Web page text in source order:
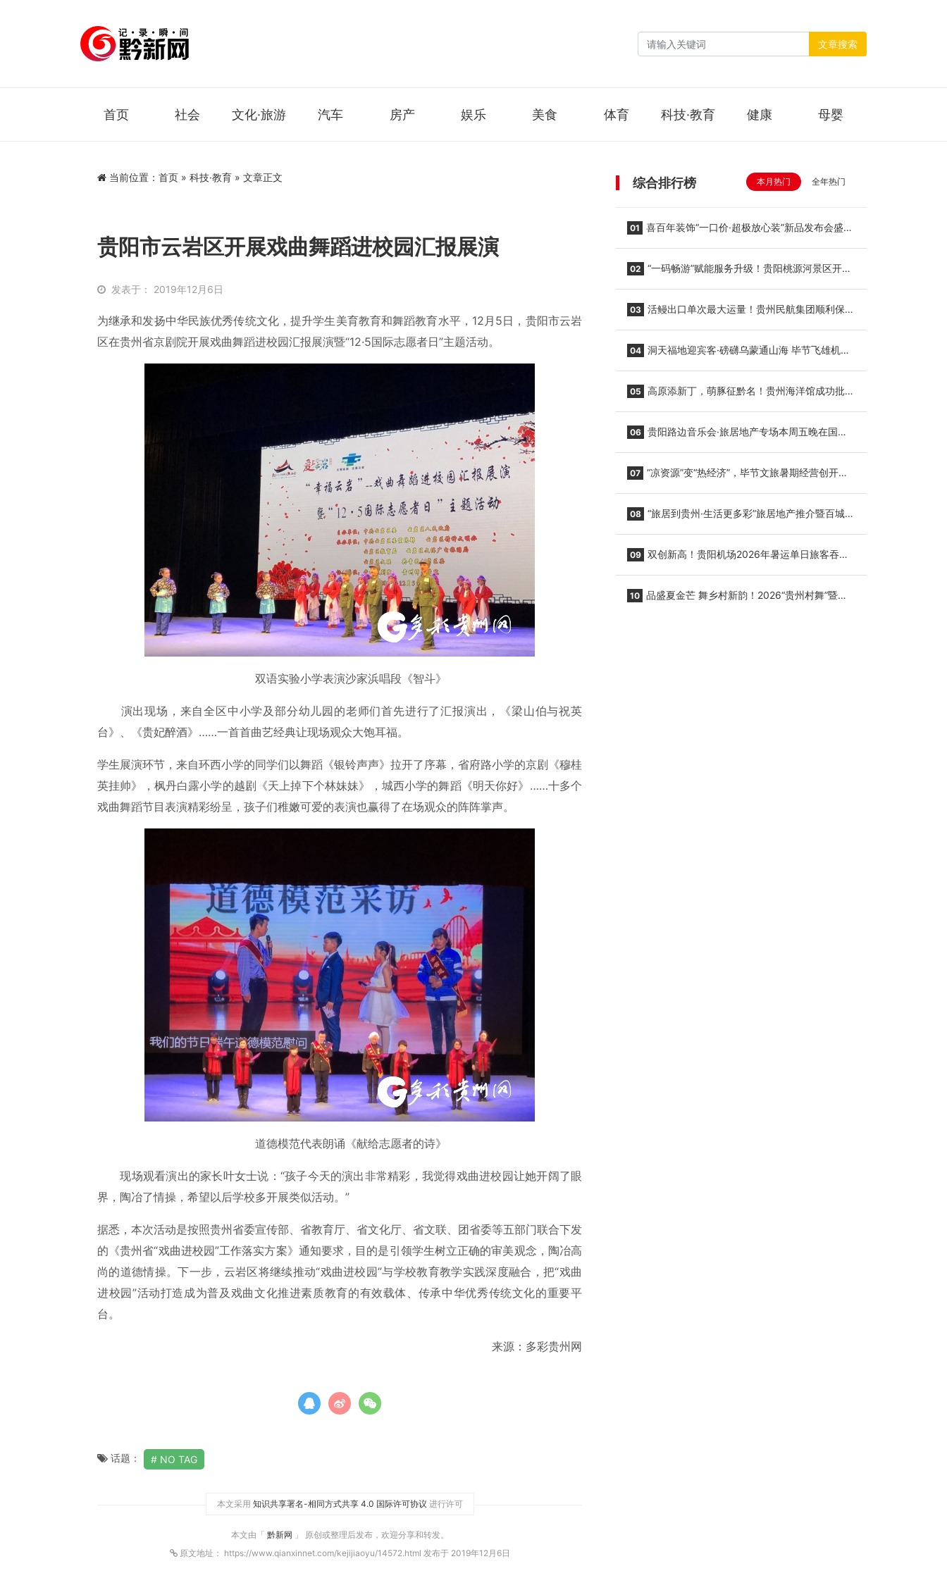
文章搜索
首页 社会 文化·旅游 汽车 房产 娱乐 美食 体育 科技·教育 健康 母婴
当前位置： 首页 » 科技·教育 » 文章正文
贵阳市云岩区开展戏曲舞蹈进校园汇报展演
发表于： 2019年12月6日
为继承和发扬中华民族优秀传统文化，提升学生美育教育和舞蹈教育水平，12月5日，贵阳市云岩
区在贵州省京剧院开展戏曲舞蹈进校园汇报展演暨“12·5国际志愿者日”主题活动。
双语实验小学表演沙家浜唱段《智斗》
演出现场，来自全区中小学及部分幼儿园的老师们首先进行了汇报演出，《梁山伯与祝英
台》、《贵妃醉酒》……一首首曲艺经典让现场观众大饱耳福。
学生展演环节，来自环西小学的同学们以舞蹈《银铃声声》拉开了序幕，省府路小学的京剧《穆桂
英挂帅》，枫丹白露小学的越剧《天上掉下个林妹妹》，城西小学的舞蹈《明天你好》……十多个
戏曲舞蹈节目表演精彩纷呈，孩子们稚嫩可爱的表演也赢得了在场观众的阵阵掌声。
道德模范代表朗诵《献给志愿者的诗》
现场观看演出的家长叶女士说：“孩子今天的演出非常精彩，我觉得戏曲进校园让她开阔了眼
界，陶冶了情操，希望以后学校多开展类似活动。”
据悉，本次活动是按照贵州省委宣传部、省教育厅、省文化厅、省文联、团省委等五部门联合下发
的《贵州省“戏曲进校园”工作落实方案》通知要求，目的是引领学生树立正确的审美观念，陶冶高
尚的道德情操。下一步，云岩区将继续推动“戏曲进校园”与学校教育教学实践深度融合，把“戏曲
进校园”活动打造成为普及戏曲文化推进素质教育的有效载体、传承中华优秀传统文化的重要平
台。
来源：多彩贵州网
话题： NO TAG
本文采用 知识共享署名-相同方式共享 4.0 国际许可协议 进行许可
本文由「 黔新网 」 原创或整理后发布，欢迎分享和转发。
原文地址： https://www.qianxinnet.com/kejijiaoyu/14572.html 发布于 2019年12月6日
综合排行榜 本月热门 全年热门
01 喜百年装饰“一口价·超极放心装”新品发布会盛大
02 “一码畅游”赋能服务升级！贵阳桃源河景区开
03 活鳗出口单次最大运量！贵州民航集团顺利保障
04 洞天福地迎宾客·磅礴乌蒙通山海 毕节飞雄机场
05 高原添新丁，萌豚征黔名！贵州海洋馆成功批量
06 贵阳路边音乐会·旅居地产专场本周五晚在国际
07 “凉资源”变“热经济”，毕节文旅暑期经营创开门
08 “旅居到贵州·生活更多彩”旅居地产推介暨百城千
09 双创新高！贵阳机场2026年暑运单日旅客吞吐
10 品盛夏金芒 舞乡村新韵！2026“贵州村舞”暨望